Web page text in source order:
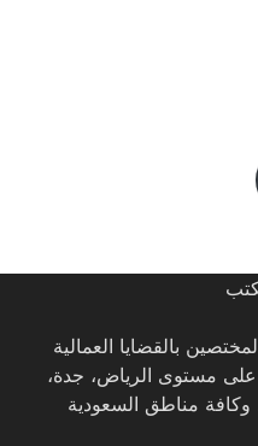
بالقضايا العمالية
مستوى الرياض، جدة،
وكافة مناطق السعودية